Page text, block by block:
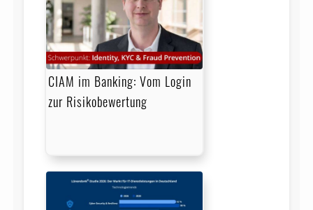
CIAM im Banking: Vom Login
zur Risikobewertung